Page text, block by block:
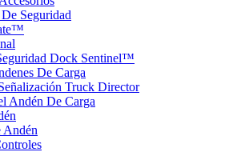
Seguridad
Dock Sentinel™
De Carga
Truck Director
Andén De Carga
Andén